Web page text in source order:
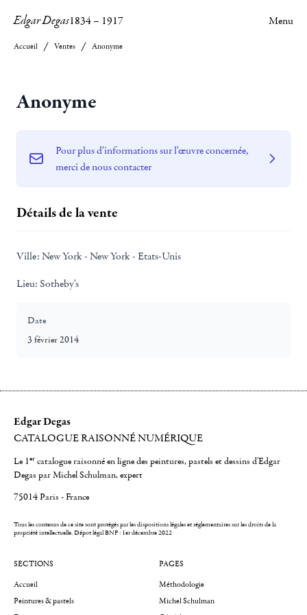
Edgar Degas1834– 1917 Menu
Accueil Ventes Anonyme
Anonyme
Pour plus d'informations sur l'œuvre concernée,
merci de nous contacter
Détails de la vente
Ville: New York - New York - Etats-Unis
Lieu: Sotheby's
Date
3 février 2014
Edgar Degas
CATALOGUE RAISONNÉ NUMÉRIQUE
Le 1er catalogue raisonné en ligne des peintures, pastels et dessins d'Edgar
Degas par Michel Schulman, expert
75014 Paris - France
Tous les contenus de ce site sont protégés par les dispositions légales et réglementaires sur les droits de la
propriété intellectuelle.Dépot légal BNF : 1er décembre 2022
SECTIONS
Accueil
Peintures & pastels
PAGES
Méthodologie
Michel Schulman